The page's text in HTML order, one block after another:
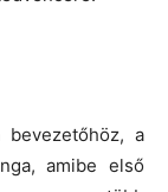
a
amibe első